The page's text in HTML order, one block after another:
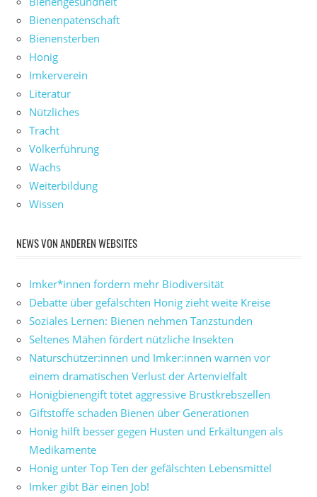
Bienenpatenschaft
Bienensterben
Honig
Imkerverein
Literatur
Nützliches
Tracht
Völkerführung
Wachs
Weiterbildung
Wissen
NEWS VON ANDEREN WEBSITES
Imker*innen fordern mehr Biodiversität
Debatte über gefälschten Honig zieht weite Kreise
Soziales Lernen: Bienen nehmen Tanzstunden
Seltenes Mähen fördert nützliche Insekten
Naturschützer:innen und Imker:innen warnen vor
einem dramatischen Verlust der Artenvielfalt
Honigbienengift tötet aggressive Brustkrebszellen
Giftstoffe schaden Bienen über Generationen
Honig hilft besser gegen Husten und Erkältungen als
Medikamente
Honig unter Top Ten der gefälschten Lebensmittel
Imker gibt Bär einen Job!